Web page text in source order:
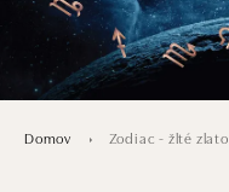
Domov Zodiac - žlté zlato